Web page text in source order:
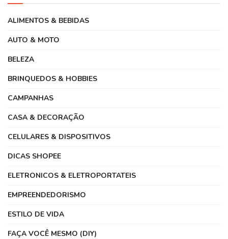
ALIMENTOS & BEBIDAS
AUTO & MOTO
BELEZA
BRINQUEDOS & HOBBIES
CAMPANHAS
CASA & DECORAÇÃO
CELULARES & DISPOSITIVOS
DICAS SHOPEE
ELETRONICOS & ELETROPORTATEIS
EMPREENDEDORISMO
ESTILO DE VIDA
FAÇA VOCÊ MESMO (DIY)